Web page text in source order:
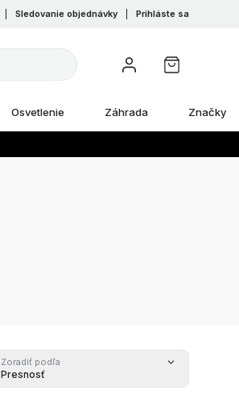
Sledovanie objednávky Prihláste sa
Osvetlenie Záhrada Značky
Zoradiť podľa
Presnosť